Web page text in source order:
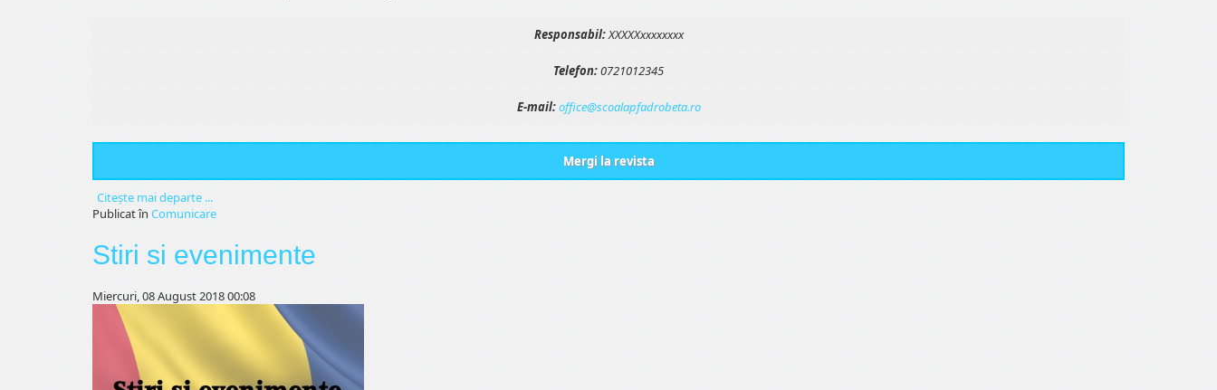
Responsabil:XXXXXxxxxxxxx
Telefon:0721012345
E-mail:office@scoalapfadrobeta.ro
Mergi la revista
Citeşte mai departe ...
Publicat în Comunicare
Stiri si evenimente
Miercuri, 08 August 2018 00:08